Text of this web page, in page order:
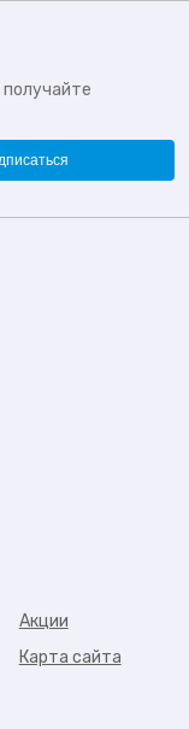
Акции
Карта сайта